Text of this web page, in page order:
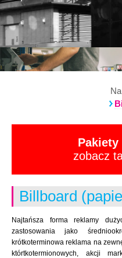
zobacz
Billboard
Najtańsza forma reklamy
zastosowania jako
krótkoterminowa reklama na
którtkotermionowych, akcji